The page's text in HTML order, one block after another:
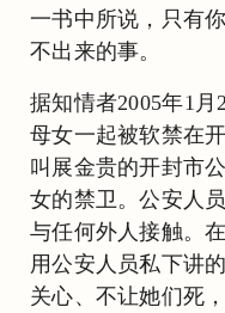
一书中所说，只有
不出来的事。
据知情者2005年1
母女一起被软禁在
叫展金贵的开封市
女的禁卫。公安人
与任何外人接触。
用公安人员私下讲
关心、不让她们死